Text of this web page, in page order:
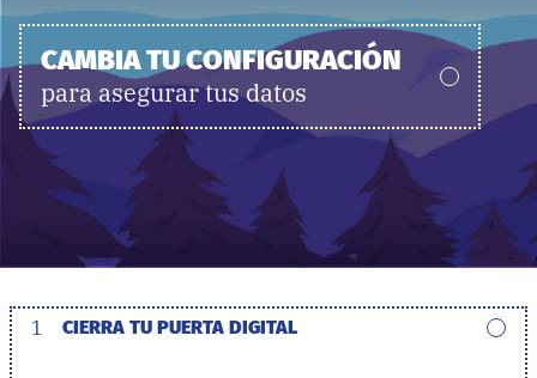
CAMBIA TU CONFIGURACIÓN
para asegurar tus datos
1 CIERRA TU PUERTA DIGITAL